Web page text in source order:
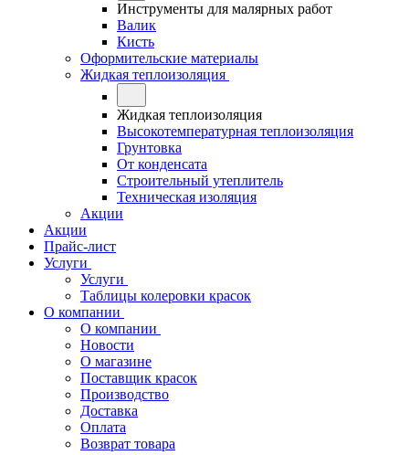
Инструменты для малярных работ
Валик
Кисть
Оформительские материалы
Жидкая теплоизоляция
Жидкая теплоизоляция
Высокотемпературная теплоизоляция
Грунтовка
От конденсата
Строительный утеплитель
Техническая изоляция
Акции
Акции
Прайс-лист
Услуги
Услуги
Таблицы колеровки красок
О компании
О компании
Новости
О магазине
Поставщик красок
Производство
Доставка
Оплата
Возврат товара